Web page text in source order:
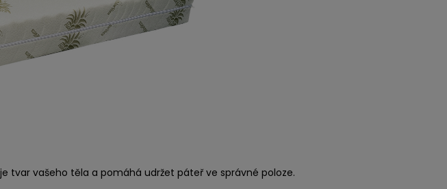
tvar vašeho těla a pomáhá udržet páteř ve správné poloze.